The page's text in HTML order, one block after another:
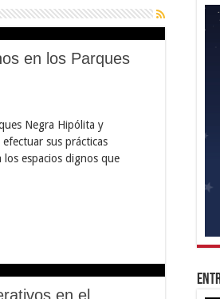
en los Parques
Negra Hipólita y
sus prácticas
espacios dignos que
en el